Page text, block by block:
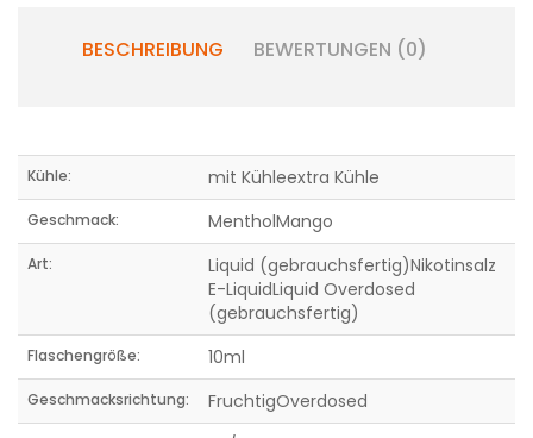
BESCHREIBUNG BEWERTUNGEN (0)
Kühle: mit Kühleextra Kühle
Geschmack: MentholMango
Art:
Liquid (gebrauchsfertig)Nikotinsalz
E-LiquidLiquid Overdosed
(gebrauchsfertig)
Flaschengröße: 10ml
Geschmacksrichtung: FruchtigOverdosed